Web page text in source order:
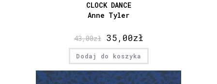
CLOCK DANCE
Anne Tyler
43,00zł 35,00zł
Dodaj do koszyka